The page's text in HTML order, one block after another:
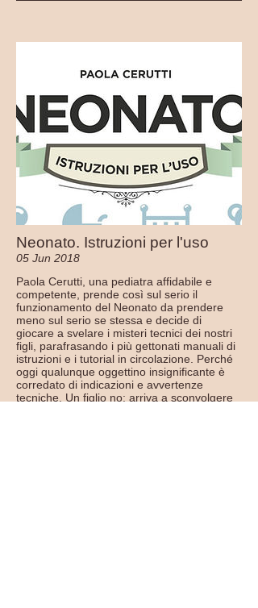
Neonato. Istruzioni per l'uso
05 Jun 2018
Paola Cerutti, una pediatra affidabile e
competente, prende così sul serio il
funzionamento del Neonato da prendere
meno sul serio se stessa e decide di
giocare a svelare i misteri tecnici dei nostri
figli, parafrasando i più gettonati manuali di
istruzioni e i tutorial in circolazione. Perché
oggi qualunque oggettino insignificante è
corredato di indicazioni e avvertenze
tecniche. Un figlio no: arriva a sconvolgere